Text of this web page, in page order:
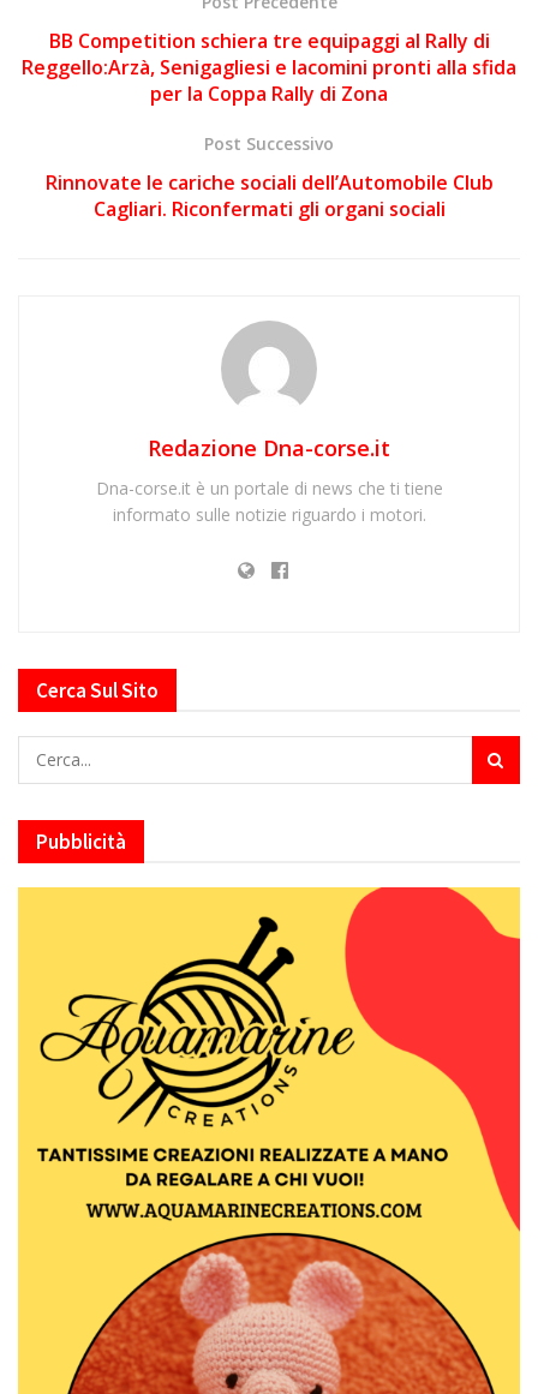
BB Competition schiera tre equipaggi al Rally di
Reggello:Arzà, Senigagliesi e Iacomini pronti alla sfida
per la Coppa Rally di Zona
Post Successivo
Rinnovate le cariche sociali dell’Automobile Club
Cagliari. Riconfermati gli organi sociali
Redazione Dna-corse.it
Dna-corse.it è un portale di news che ti tiene
informato sulle notizie riguardo i motori.
Cerca Sul Sito
Pubblicità